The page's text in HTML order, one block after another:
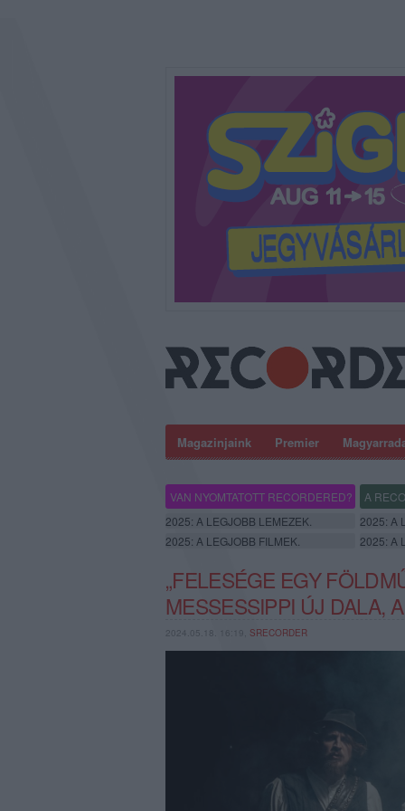
Magazinjaink Premier
VAN NYOMTATOTT RECORDERED? A
2025: A LEGJOBB LEMEZEK.
2025: A
2025: A LEGJOBB FILMEK.
2025: A
„FELESÉGE EGY
MESSESSIPPI ÚJ DALA,
2024.05.18. 16:19, SRECORDER